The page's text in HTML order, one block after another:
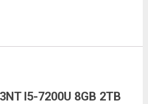
I5-7200U 8GB 2TB